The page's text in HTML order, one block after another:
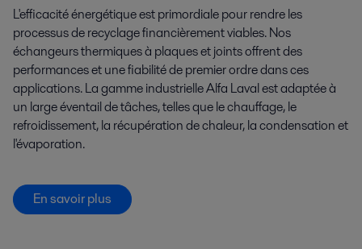
L'efficacité énergétique est primordiale pour rendre les
processus de recyclage financièrement viables. Nos
échangeurs thermiques à plaques et joints offrent des
performances et une fiabilité de premier ordre dans ces
applications. La gamme industrielle Alfa Laval est adaptée à
un large éventail de tâches, telles que le chauffage, le
refroidissement, la récupération de chaleur, la condensation et
l'évaporation.
En savoir plus